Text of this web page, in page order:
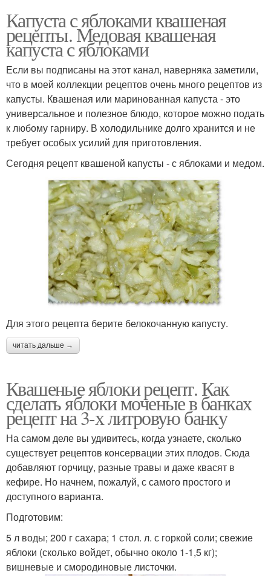
Капуста с яблоками квашеная
рецепты. Медовая квашеная
капуста с яблоками
Если вы подписаны на этот канал, наверняка заметили,
что в моей коллекции рецептов очень много рецептов из
капусты. Квашеная или маринованная капуста - это
универсальное и полезное блюдо, которое можно подать
к любому гарниру. В холодильнике долго хранится и не
требует особых усилий для приготовления.
Сегодня рецепт квашеной капусты - с яблоками и медом.
Для этого рецепта берите белокочанную капусту.
читать дальше →
Квашеные яблоки рецепт. Как
сделать яблоки моченые в банках
рецепт на 3-х литровую банку
На самом деле вы удивитесь, когда узнаете, сколько
существует рецептов консервации этих плодов. Сюда
добавляют горчицу, разные травы и даже квасят в
кефире. Но начнем, пожалуй, с самого простого и
доступного варианта.
Подготовим:
5 л воды; 200 г сахара; 1 стол. л. с горкой соли; свежие
яблоки (сколько войдет, обычно около 1-1,5 кг);
вишневые и смородиновые листочки.